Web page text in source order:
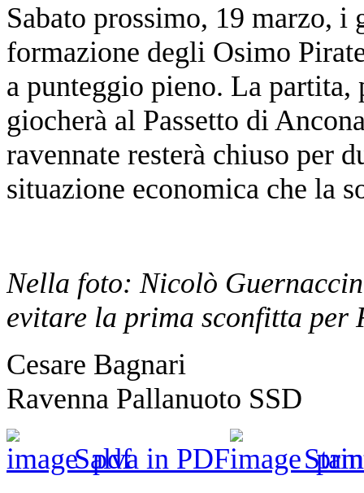
Sabato prossimo, 19 marzo,
formazione degli Osimo
a punteggio pieno. La
giocherà al Passetto di
ravennate resterà chiuso per
situazione economica che la
Nella foto: Nicolò
evitare la prima sconfitta per
Cesare Bagnari
Ravenna Pallanuoto SSD
Salva in PDF